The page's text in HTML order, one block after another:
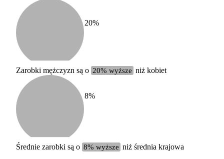
średnie
20%
Zarobki mężczyzn są o 20% wyższe niż kobiet
8%
Średnie zarobki są o 8% wyższe niż średnia krajowa